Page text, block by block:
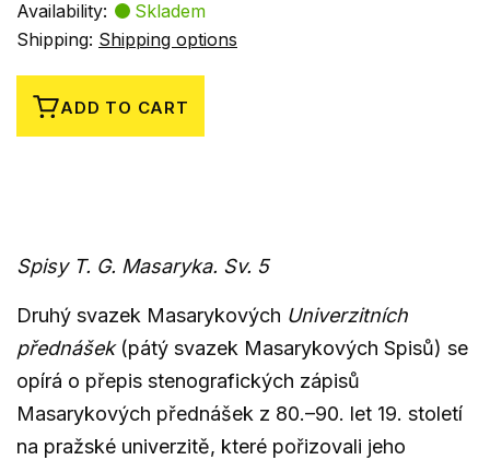
Availability:
Skladem
Shipping: Shipping options
ADD TO CART
Spisy T. G. Masaryka. Sv. 5
Druhý svazek Masarykových Univerzitních
přednášek(pátý svazek Masarykových Spisů) se
opírá o přepis stenografických zápisů
Masarykových přednášek z 80.–90. let 19. století
na pražské univerzitě, které pořizovali jeho